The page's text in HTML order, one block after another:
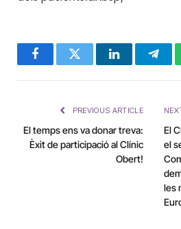
FacebookTwitter LinkedIn
PREVIOUS ARTICLE
El temps ens va donar treva:
Èxit de participació al Clínic
Obert!
El
el
les